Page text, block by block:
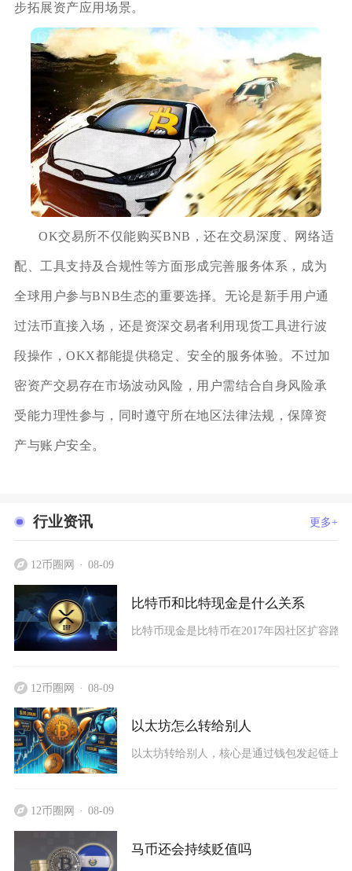
步拓展资产应用场景。
OK交易所不仅能购买BNB，还在交易深度、网络适
配、工具支持及合规性等方面形成完善服务体系，成为
全球用户参与BNB生态的重要选择。无论是新手用户通
过法币直接入场，还是资深交易者利用现货工具进行波
段操作，OKX都能提供稳定、安全的服务体验。不过加
密资产交易存在市场波动风险，用户需结合自身风险承
受能力理性参与，同时遵守所在地区法律法规，保障资
产与账户安全。
行业资讯 更多+
12币圈网 08-09
比特币和比特现金是什么关系
比特币现金是比特币在2017年因社区扩容路
12币圈网 08-09
以太坊怎么转给别人
以太坊转给别人，核心是通过钱包发起链上
12币圈网 08-09
马币还会持续贬值吗